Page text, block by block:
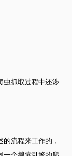
虫抓取过程中还涉
流程来工作的，